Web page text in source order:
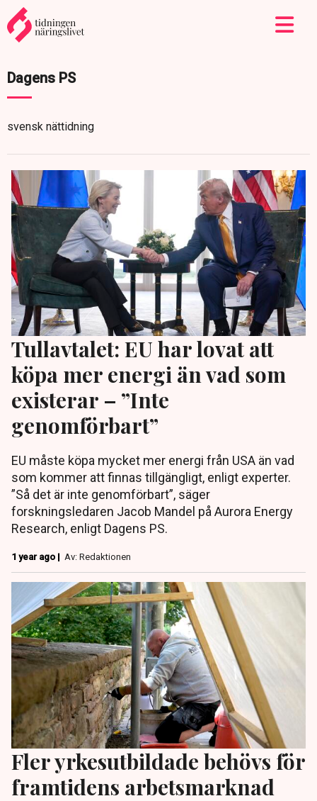
Dagens PS
svensk nättidning
Tullavtalet: EU har lovat att
köpa mer energi än vad som
existerar – ”Inte
genomförbart”
EU måste köpa mycket mer energi från USA än vad
som kommer att finnas tillgängligt, enligt experter.
”Så det är inte genomförbart”, säger
forskningsledaren Jacob Mandel på Aurora Energy
Research, enligt Dagens PS.
1 year ago | Av: Redaktionen
Fler yrkesutbildade behövs för
framtidens arbetsmarknad